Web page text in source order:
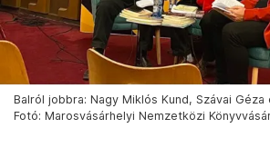
Balról jobbra: Nagy Miklós Kund, Szávai
Fotó: Marosvásárhelyi Nemzetközi